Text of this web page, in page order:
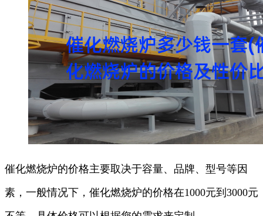
催化燃烧炉的价格主要取决于容量、品牌、型号等因
素，一般情况下，催化燃烧炉的价格在1000元到3000元